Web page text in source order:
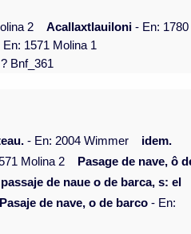
2 Acallaxtlauiloni - En: 1780
En: 1571 Molina 1
Bnf_361
- En: 2004 Wimmer
idem.
Molina 2
Pasage de nave, ô
passaje de naue o de barca, s: el
Pasaje de nave, o de barco - En: